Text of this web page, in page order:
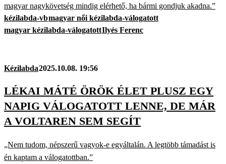
magyar nagykövetség mindig elérhető, ha bármi gondjuk akadna.”
kézilabda-vbmagyar női kézilabda-válogatott
magyar kézilabda-válogatottIlyés Ferenc
Kézilabda2025.10.08. 19:56
LÉKAI MÁTÉ ÖRÖK ÉLET PLUSZ EGY
NAPIG VÁLOGATOTT LENNE, DE MÁR
A VOLTAREN SEM SEGÍT
„Nem tudom, népszerű vagyok-e egyáltalán. A legtöbb támadást is
én kaptam a válogatottban.”